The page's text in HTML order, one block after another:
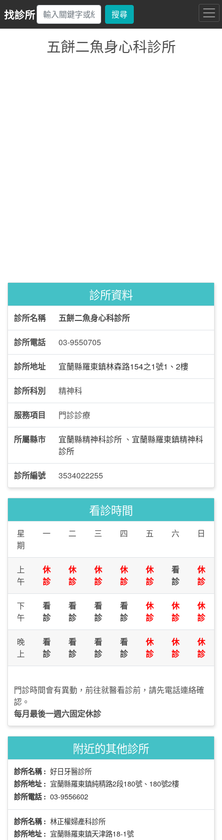
找診所 搜尋
五餅二魚身心科診所
診所資料
診所名稱 五餅二魚身心科診所
診所電話 03-9550705
診所地址 宜蘭縣羅東鎮林森路154之1號1、2樓
診所科別 精神科
服務項目 門診診療
所屬縣市 宜蘭縣精神科診所 、 宜蘭縣羅東鎮精神科
診所
診所編號 3534022255
看診時間
星
期
一 二 三 四 五 六 日
上
午
休
診
休
診
休
診
休
診
休
診
看
診
休
診
下
午
看
診
看
診
看
診
看
診
休
診
休
診
休
診
晚
上
看
診
看
診
看
診
看
診
休
診
休
診
休
診
門診時間會有異動，前往就醫看診前，請先電話連絡確
認。
每月最後一週六固定休診
附近的其他診所
診所名稱 : 好日牙醫診所
診所地址 : 宜蘭縣羅東鎮純精路2段180號、180號2樓
診所電話 : 03-9556602
診所名稱 : 林正權婦產科診所
診所地址 : 宜蘭縣羅東鎮天津路18-1號